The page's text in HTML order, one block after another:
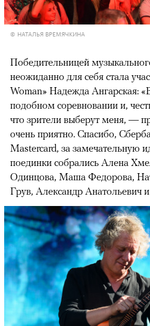
© НАТАЛЬЯ ВРЕМЯЧКИНА
Победительницей
неожиданно для себя стала
Woman» Надежда Ангарская:
подобном соревновании и,
что зрители выберут меня, —
очень приятно. Спасибо,
Mastercard, за замечательную
поединки собрались Алена
Одинцова, Маша Федорова,
Грув, Александр Анатольевич